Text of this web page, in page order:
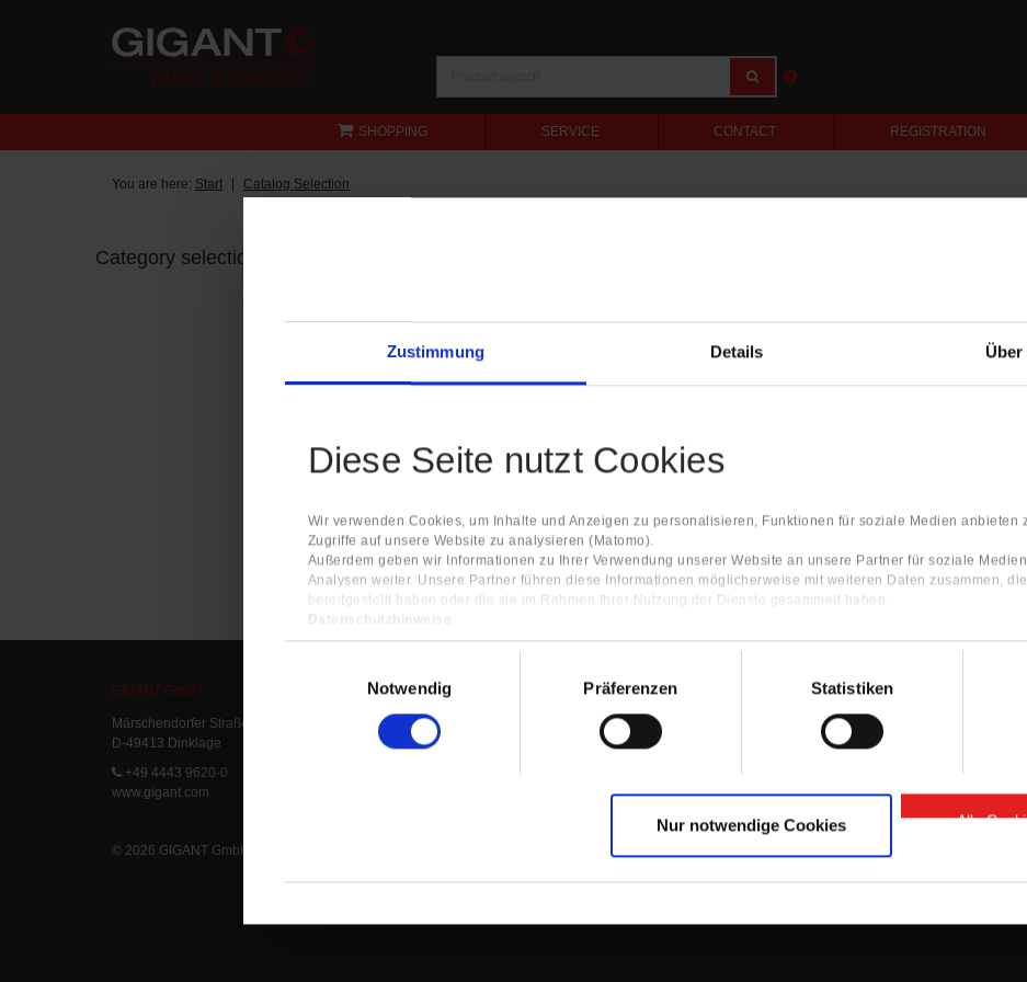
Zustimmung Details
Diese Seite nutzt Cookies
Wir verwenden Cookies, um Inhalte und Anzeigen zu personalisieren, Funktionen für soziale Medien anbieten
Zugriffe auf unsere Website zu analysieren (Matomo).
Außerdem geben wir Informationen zu Ihrer Verwendung unserer Website an unsere Partner für soziale
Analysen weiter. Unsere Partner führen diese Informationen möglicherweise mit weiteren Daten zusammen,
bereitgestellt haben oder die sie im Rahmen Ihrer Nutzung der Dienste gesammelt haben.
Datenschutzhinweise
Impressum
Notwendig
Präferenzen Statistiken
Nur notwendige Cookies Alle
SHOPPING SERVICE CONTACT REGISTRATION
You are here: Start Catalog Selection
Category selection
GIGANT GmbH
Märschendorfer Straße 42
D-49413 Dinklage
+49 4443 9620-0
www.gigant.com
Service
Service Locator
Delivery Information
Contact Person
Contact form
© 2026 GIGANT GmbH